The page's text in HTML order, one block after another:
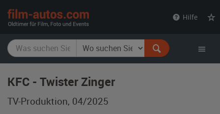
Hilfe
KFC - Twister Zinger
TV-Produktion, 04/2025